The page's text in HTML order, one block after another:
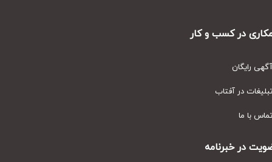
در کسب و کار
رایگان
در آفتاب
با ما
در خبرنامه